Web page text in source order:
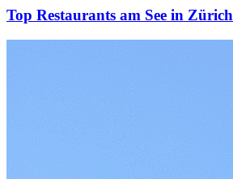
Top Restaurants am See in Zürich